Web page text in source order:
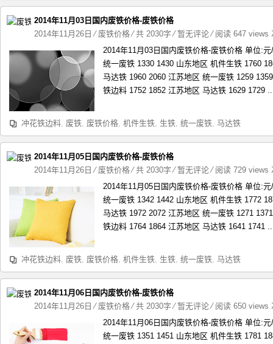
2014年11月03日国内废铁价格-废铁价格
2014年11月26日 ⁄ 废铁价格⁄ 共 2030字⁄暂无评论⁄ 阅读 647 views
2014年11月03日国内废铁价格-废铁价格 单位:
统一废铁 1330 1430 山东地区 机件生铁 1760
马达铁 1960 2060 江苏地区 统一废铁 1259
铁边料 1752 1852 江苏地区 马达铁 1629 1729
冲花铁边料, 废铁, 废铁价格, 机件生铁, 生铁, 统一废铁, 马达铁
2014年11月05日国内废铁价格-废铁价格
2014年11月26日 ⁄ 废铁价格⁄ 共 2030字⁄暂无评论⁄ 阅读 729 views
2014年11月05日国内废铁价格-废铁价格 单位:
统一废铁 1342 1442 山东地区 机件生铁 1772
马达铁 1972 2072 江苏地区 统一废铁 1271
铁边料 1764 1864 江苏地区 马达铁 1641 1741
冲花铁边料, 废铁, 废铁价格, 机件生铁, 生铁, 统一废铁, 马达铁
2014年11月06日国内废铁价格-废铁价格
2014年11月26日 ⁄ 废铁价格⁄ 共 2030字⁄暂无评论⁄ 阅读 650 views
2014年11月06日国内废铁价格-废铁价格 单位:
统一废铁 1351 1451 山东地区 机件生铁 1781